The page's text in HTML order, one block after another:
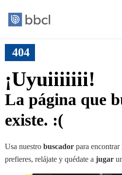
404
¡Uyuiiiiiii!
La página que
existe. :(
Usa nuestro buscador para encontrar
prefieres, relájate y quédate a jugar